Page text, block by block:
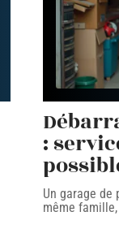
:
Un garage de
même